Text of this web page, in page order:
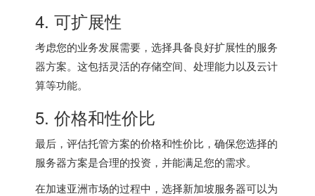
4. 可扩展性
考虑您的业务发展需要，选择具备良好扩展性的服务
器方案。这包括灵活的存储空间、处理能力以及云计
算等功能。
5. 价格和性价比
最后，评估托管方案的价格和性价比，确保您选择的
服务器方案是合理的投资，并能满足您的需求。
在加速亚洲市场的过程中，选择新加坡服务器可以为